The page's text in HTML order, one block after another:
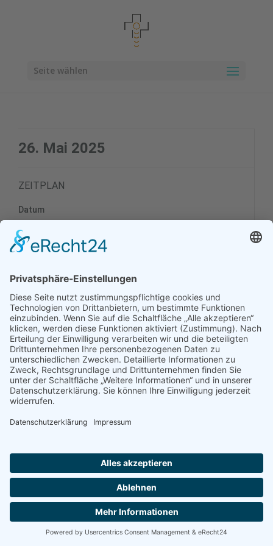
Seite wählen
26. Mai 2025
ZEITPLAN
Datum
26. Mai 2025
Taizé-Gebet
18.30 UhrTaizé-Gebet
in der Unterkirche Zwölf Apostel.
Ort:
Unterkirche Zwölf Apostel
2026 Pfarreiengemeinschaft Heilig Geist und Zwölf
Impressum|Datenschutzerklärung